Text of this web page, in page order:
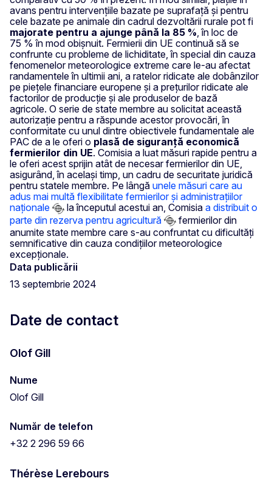
avans pentru intervențiile bazate pe suprafață și pentru
cele bazate pe animale din cadrul dezvoltării rurale pot fi
majorate pentru a ajunge până la 85 % , în loc de
75 % în mod obișnuit. Fermierii din UE continuă să se
confrunte cu probleme de lichiditate, în special din cauza
fenomenelor meteorologice extreme care le-au afectat
randamentele în ultimii ani, a ratelor ridicate ale dobânzilor
pe piețele financiare europene și a prețurilor ridicate ale
factorilor de producție și ale produselor de bază
agricole. O serie de state membre au solicitat această
autorizație pentru a răspunde acestor provocări, în
conformitate cu unul dintre obiectivele fundamentale ale
PAC de a le oferi o plasă de siguranță economică
fermierilor din UE. Comisia a luat măsuri rapide pentru a
le oferi acest sprijin atât de necesar fermierilor din UE,
asigurând, în același timp, un cadru de securitate juridică
pentru statele membre. Pe lângă unele măsuri care au
adus mai multă flexibilitate fermierilor și administrațiilor
naționale
la începutul acestui an, Comisia a distribuit o
parte din rezerva pentru agricultură
fermierilor din
anumite state membre care s-au confruntat cu dificultăți
semnificative din cauza condițiilor meteorologice
excepționale.
Data publicării
13 septembrie 2024
Date de contact
Olof Gill
Nume
Olof Gill
Număr de telefon
+32 2 296 59 66
Thérèse Lerebours